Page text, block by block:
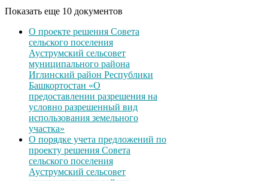
Показать еще 10 документов
О проекте решения Совета
сельского поселения
Ауструмский сельсовет
муниципального района
Иглинский район Республики
Башкортостан «О
предоставлении разрешения на
условно разрешенный вид
использования земельного
участка»
О порядке учета предложений по
проекту решения Совета
сельского поселения
Ауструмский сельсовет